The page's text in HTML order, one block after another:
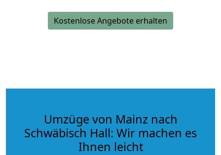
Kostenlose Angebote erhalten
Umzüge von Mainz nach
Schwäbisch Hall: Wir machen es
Ihnen leicht